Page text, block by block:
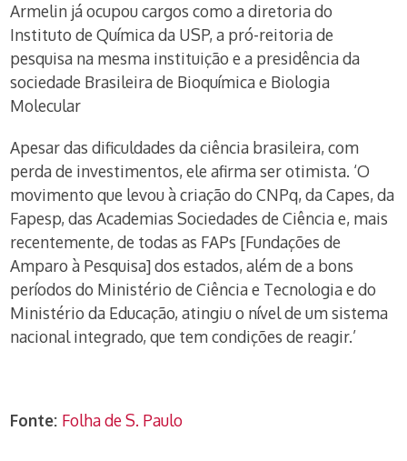
Armelin já ocupou cargos como a diretoria do
Instituto de Química da USP, a pró-reitoria de
pesquisa na mesma instituição e a presidência da
sociedade Brasileira de Bioquímica e Biologia
Molecular
Apesar das dificuldades da ciência brasileira, com
perda de investimentos, ele afirma ser otimista. ‘O
movimento que levou à criação do CNPq, da Capes, da
Fapesp, das Academias Sociedades de Ciência e, mais
recentemente, de todas as FAPs [Fundações de
Amparo à Pesquisa] dos estados, além de a bons
períodos do Ministério de Ciência e Tecnologia e do
Ministério da Educação, atingiu o nível de um sistema
nacional integrado, que tem condições de reagir.’
Fonte: Folha de S. Paulo